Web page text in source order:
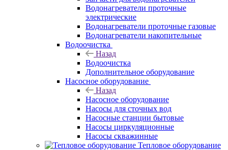
Водонагреватели проточные
электрические
Водонагреватели проточные газовые
Водонагреватели накопительные
Водоочистка
Назад
Водоочистка
Дополнительное оборудование
Насосное оборудование
Назад
Насосное оборудование
Насосы для сточных вод
Насосные станции бытовые
Насосы циркуляционные
Насосы скважинные
Тепловое оборудование